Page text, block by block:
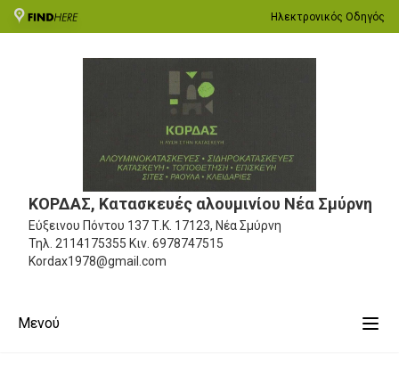
Ηλεκτρονικός Οδηγός
ΚΟΡΔΑΣ, Κατασκευές αλουμινίου Νέα Σμύρνη
Εύξεινου Πόντου 137Τ.Κ. 17123, Νέα Σμύρνη
Τηλ. 2114175355 Κιν. 6978747515
Kordax1978@gmail.com
Μενού